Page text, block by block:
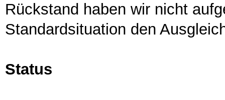
Rückstand haben wir nicht
Standardsituation den
Status